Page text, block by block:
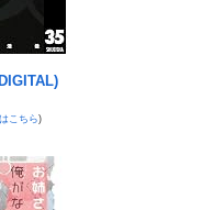
続出中
ってスーパー店員とバトル
これって本当にガチのマジ
日本の普通のテレビ番組が
題に
ギスカンは美味い！」道民
？」日本生活9年目で明か
こちら)